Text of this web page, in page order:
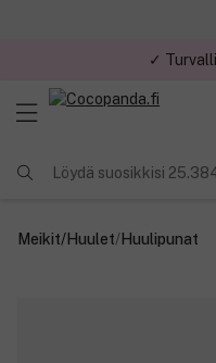
✓
✓
Löydä suosikkisi
Meikit/Huulet/Huulipunat